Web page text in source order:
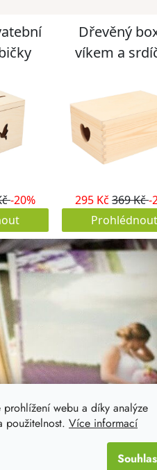
webu a díky analýze
použitelnost. Více informací